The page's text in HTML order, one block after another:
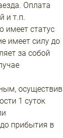
Оплата
и т.п.
имеет статус
имеет силу до
за собой
осуществив
1 суток
прибытия в